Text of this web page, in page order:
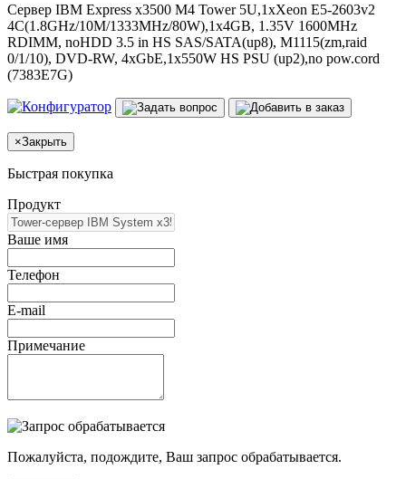
Сервер IBM Express x3500 M4 Tower 5U,1xXeon E5-2603v2
4C(1.8GHz/10M/1333MHz/80W),1x4GB, 1.35V 1600MHz
RDIMM, noHDD 3.5 in HS SAS/SATA(up8), M1115(zm,raid
0/1/10), DVD-RW, 4xGbE,1x550W HS PSU (up2),no pow.cord
(7383E7G)
×Закрыть
Быстрая покупка
Продукт
Ваше имя
Телефон
E-mail
Примечание
Пожалуйста, подождите, Ваш запрос обрабатывается.